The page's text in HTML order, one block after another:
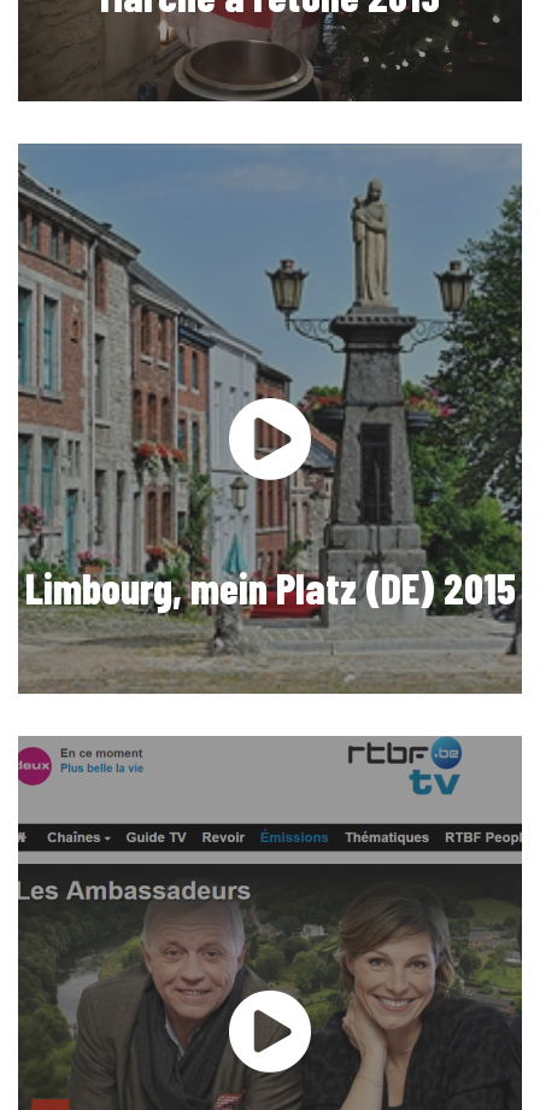
Limbourg, mein Platz (DE) 2015